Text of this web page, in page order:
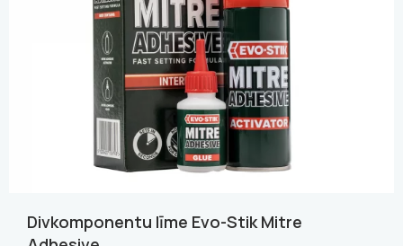
Divkomponentu līme Evo-Stik Mitre